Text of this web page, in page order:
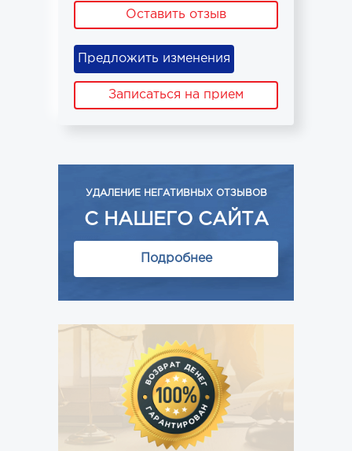
Оставить отзыв
Предложить изменения
Записаться на прием
УДАЛЕНИЕ НЕГАТИВНЫХ ОТЗЫВОВ
С НАШЕГО САЙТА
Подробнее